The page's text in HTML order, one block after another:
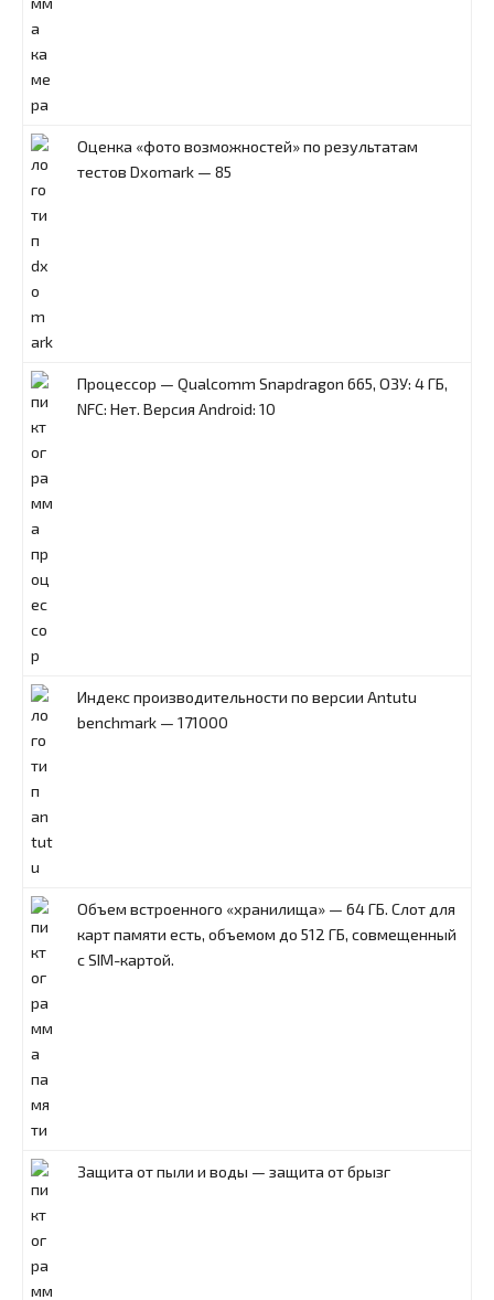
Оценка «фото возможностей» по результатам
тестов Dxomark — 85
Процессор — Qualcomm Snapdragon 665, ОЗУ: 4 ГБ,
NFC: Нет. Версия Android: 10
Индекс производительности по версии Antutu
benchmark — 171000
Объем встроенного «хранилища» — 64 ГБ. Слот для
карт памяти есть, объемом до 512 ГБ, совмещенный
с SIM-картой.
Защита от пыли и воды — защита от брызг